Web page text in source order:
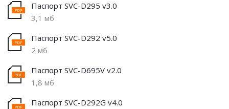
Паспорт SVC-D295 v3.0
3,1 мб
Паспорт SVC-D292 v5.0
2 мб
Паспорт SVC-D695V v2.0
1,8 мб
Паспорт SVC-D292G v4.0